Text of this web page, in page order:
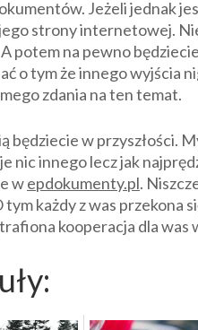
Jeżeli jednak
strony internetowej.
potem na pewno
o tym że innego wyjścia
zdania na ten temat.
będziecie w przyszłości.
nic innego lecz jak
wepdokumenty.pl.
każdy z was przekona
kooperacja dla was